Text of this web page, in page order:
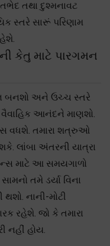
તથા દુશ્મનાવટ
સ્તરે સારૂં પરિણામ
કેતુ માટે પારગમન
બનશો અને ઉચ્ચ સ્તરે
આનંદને માણશો.
વધશે. તમારા શત્રુઓ
લાંબા અંતરની યાત્રા
માટે આ સમયગાળો
તમે ડર્યા વિના
નાની-મોટી
રહેશે. જો કે તમારા
નહીં હોય.